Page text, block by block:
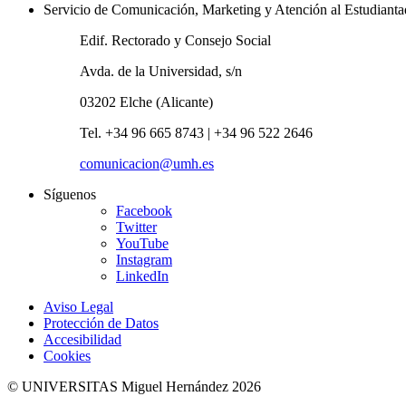
Servicio de Comunicación, Marketing y Atención al
Edif. Rectorado y Consejo Social
Avda. de la Universidad, s/n
03202 Elche (Alicante)
Tel. +34 96 665 8743 | +34 96 522 2646
comunicacion@umh.es
Síguenos
Facebook
Twitter
YouTube
Instagram
LinkedIn
Aviso Legal
Protección de Datos
Accesibilidad
Cookies
© UNIVERSITAS Miguel Hernández 2026